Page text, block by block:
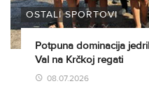
OSTALI SPORTOVI
Potpuna dominacija
Val na Krčkoj regati
08.07.2026